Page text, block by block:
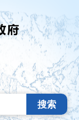
搜索